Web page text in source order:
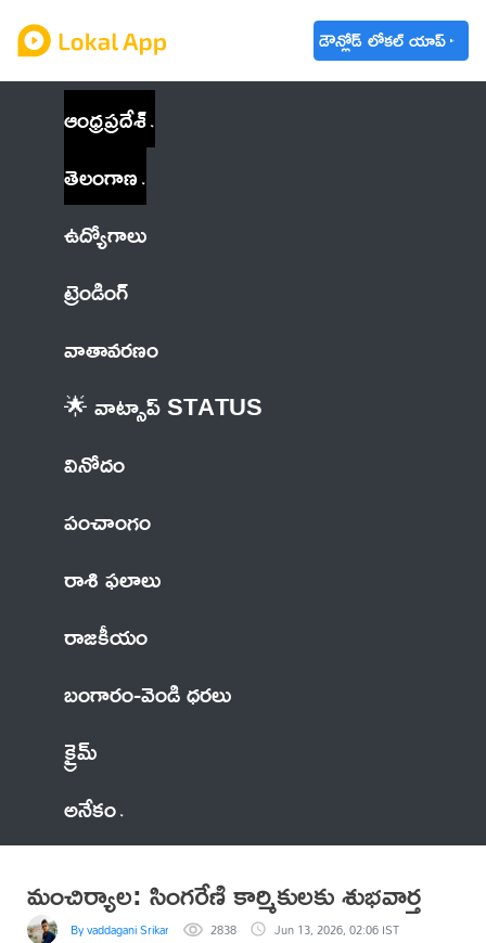
డౌన్లోడ్ లోకల్ యాప్
ఆంధ్రప్రదేశ్
తెలంగాణ
ఉద్యోగాలు
ట్రెండింగ్
వాతావరణం
🌟 వాట్సాప్ STATUS
వినోదం
పంచాంగం
రాశి ఫలాలు
రాజకీయం
బంగారం-వెండి ధరలు
క్రైమ్
అనేకం
మంచిర్యాల: సింగరేణి కార్మికులకు శుభవార్త
By vaddagani Srikanth 2838 Jun 13, 2026, 02:06 IST